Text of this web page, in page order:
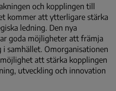
och kopplingen till
kommer att ytterligare stärka
ledning. Den nya
goda möjligheter att främja
i samhället. Omorganisationen
att stärka kopplingen
utveckling och innovation